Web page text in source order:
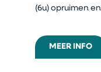
(6u) opruimen
MEER INFO